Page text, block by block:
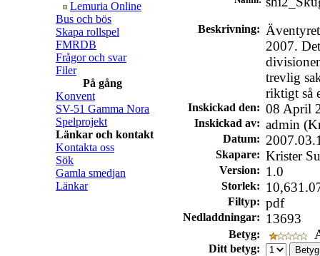
Lemuria Online
Bus och bös
Skapa rollspel
FMRDB
Frågor och svar
Filer
På gång
Konvent
SV-51 Gamma Nora
Spelprojekt
Länkar och kontakt
Kontakta oss
Sök
Gamla smedjan
Länkar
Beskrivning:
2007.
trevlig
riktigt så
Inskickad den: 08 April
Inskickad av: admin
Datum:
Skapare: Krister
Version: 1.0
Storlek:
Filtyp: pdf
Nedladdningar: 13693
Betyg:
Ditt betyg: